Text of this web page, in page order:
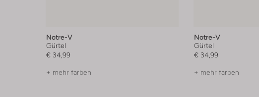
Notre-V
Gürtel
€ 34,99
+ mehr farben
Notre-V
Gürtel
€ 34,99
+ mehr farben